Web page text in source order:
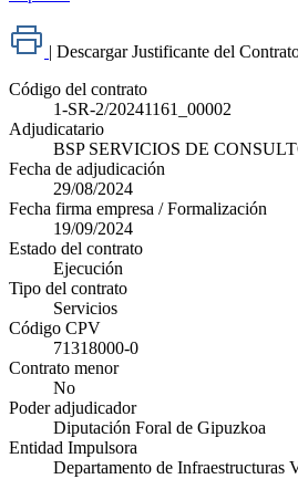
| Descargar Justificante del
Código del contrato
1-SR-2/20241161_00002
Adjudicatario
BSP SERVICIOS DE
Fecha de adjudicación
29/08/2024
Fecha firma empresa / Formalización
19/09/2024
Estado del contrato
Ejecución
Tipo del contrato
Servicios
Código CPV
71318000-0
Contrato menor
No
Poder adjudicador
Diputación Foral de Gipuzkoa
Entidad Impulsora
Departamento de Infraestructuras